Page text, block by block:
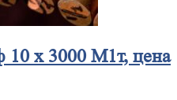
х 3000 М1т, цена